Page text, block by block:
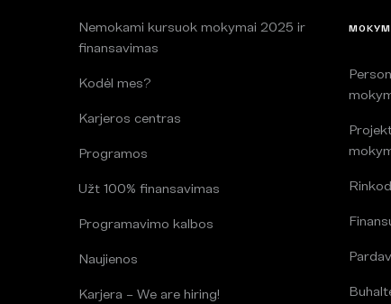
Nemokami kursuok mokymai 2025 ir
finansavimas
Kodėl mes?
Karjeros centras
Programos
Užt 100% finansavimas
Programavimo kalbos
Naujienos
Karjera – We are hiring!